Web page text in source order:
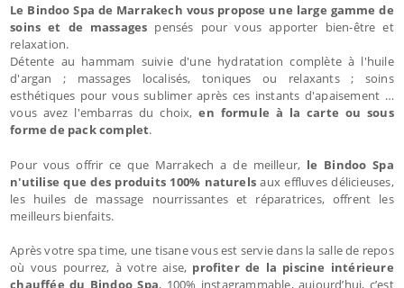
Le Bindoo Spa de Marrakech vous propose une large gamme de
soins et de massages pensés pour vous apporter bien-être et
relaxation.
Détente au hammam suivie d'une hydratation complète à l'huile
d'argan ; massages localisés, toniques ou relaxants ; soins
esthétiques pour vous sublimer après ces instants d'apaisement …
vous avez l'embarras du choix,en formule à la carte ou sous
forme de pack complet.
Pour vous offrir ce que Marrakech a de meilleur, le Bindoo Spa
n'utilise que des produits 100% naturels aux effluves délicieuses,
les huiles de massage nourrissantes et réparatrices, offrent les
meilleurs bienfaits.
Après votre spa time, une tisane vous est servie dans la salle de repos
où vous pourrez, à votre aise, profiter de la piscine intérieure
chauffée du Bindoo Spa, 100% instagrammable, aujourd’hui, c’est